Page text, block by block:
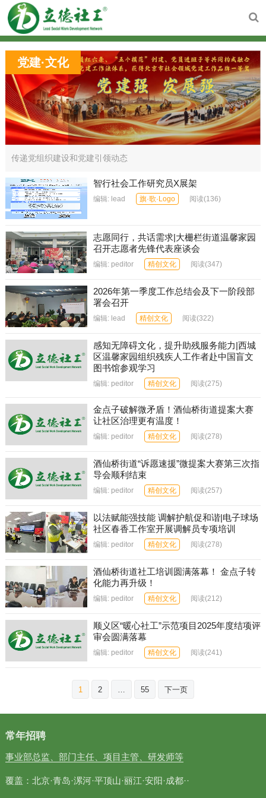
党建·文化
传递党组织建设和党建引领动态
智行社会工作研究员X展架
编辑:lead 旗·歌·Logo 阅读(136)
志愿同行，共话需求|大栅栏街道温馨家园
召开志愿者先锋代表座谈会
编辑:peditor 精创文化 阅读(347)
2026年第一季度工作总结会及下一阶段部
署会召开
编辑:lead 精创文化 阅读(322)
感知无障碍文化，提升助残服务能力|西城
区温馨家园组织残疾人工作者赴中国盲文
图书馆参观学习
编辑:peditor 精创文化 阅读(275)
金点子破解微矛盾！酒仙桥街道提案大赛
让社区治理更有温度！
编辑:peditor 精创文化 阅读(278)
酒仙桥街道“诉愿速援”微提案大赛第三次指
导会顺利结束
编辑:peditor 精创文化 阅读(257)
以法赋能强技能 调解护航促和谐|电子球场
社区春香工作室开展调解员专项培训
编辑:peditor 精创文化 阅读(278)
酒仙桥街道社工培训圆满落幕！ 金点子转
化能力再升级！
编辑:peditor 精创文化 阅读(212)
顺义区“暖心社工”示范项目2025年度结项评
审会圆满落幕
编辑:peditor 精创文化 阅读(241)
分
页
1 2 … 55 下一页
常年招聘
事业部总监、部门主任、项目主管、研发师等
覆盖：北京·青岛·漯河·平顶山·丽江·安阳·成都··